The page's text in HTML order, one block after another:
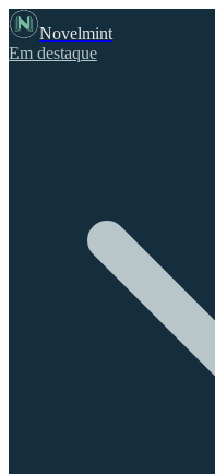
Novelmint
Em destaque